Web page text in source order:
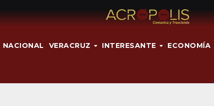
NACIONAL VERACRUZ INTERESANTE ECONOMÍA